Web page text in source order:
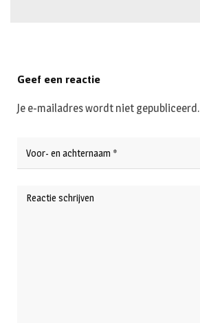
Geef een reactie
Je e-mailadres wordt niet gepubliceerd.